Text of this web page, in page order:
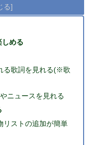
しめる
る歌詞を見れる(※歌
ニュースを見れる
リストの追加が簡単